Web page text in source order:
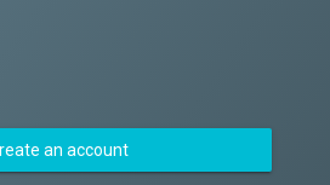
an account